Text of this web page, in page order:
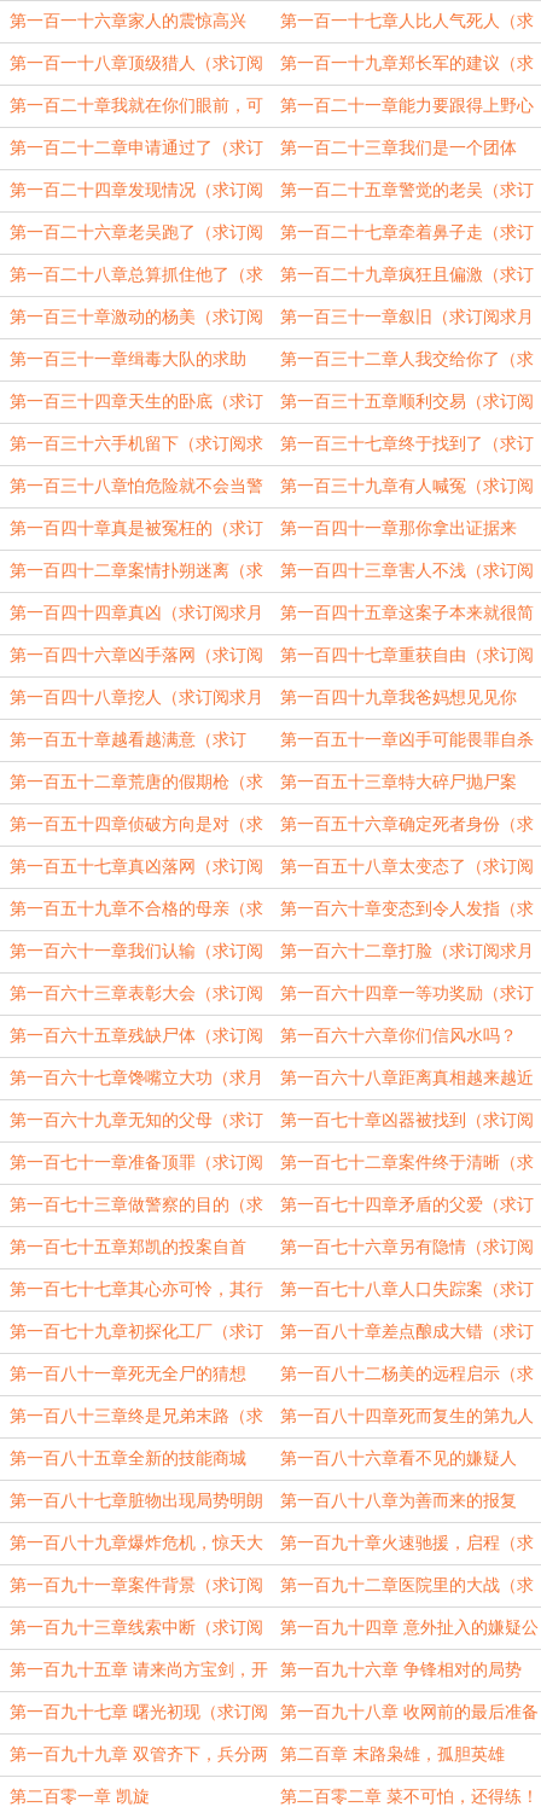
阅求月票） 求月票）
第一百一十六章家人的震惊高兴
（求订阅求月票）
第一百一十七章人比人气死人（求
订阅求月票）
第一百一十八章顶级猎人（求订阅
求月票）
第一百一十九章郑长军的建议（求
订阅求月票）
第一百二十章我就在你们眼前，可
你们抓不到我（求订阅求月票）
第一百二十一章能力要跟得上野心
（求订阅求月票）
第一百二十二章申请通过了（求订
阅求月票）
第一百二十三章我们是一个团体
（求订阅求月票）
第一百二十四章发现情况（求订阅
求月票）
第一百二十五章警觉的老吴（求订
阅）
第一百二十六章老吴跑了（求订阅
求月票）
第一百二十七章牵着鼻子走（求订
阅求月票）
第一百二十八章总算抓住他了（求
订阅求月票）
第一百二十九章疯狂且偏激（求订
阅）
第一百三十章激动的杨美（求订阅
求月票）
第一百三十一章叙旧（求订阅求月
票）
第一百三十一章缉毒大队的求助
（求订阅求月票）
第一百三十二章人我交给你了（求
订阅求月票）
第一百三十四章天生的卧底（求订
阅求月票）
第一百三十五章顺利交易（求订阅
求月票）
第一百三十六手机留下（求订阅求
月票）
第一百三十七章终于找到了（求订
阅求月票）
第一百三十八章怕危险就不会当警
察了（求订阅求月票）
第一百三十九章有人喊冤（求订阅
求月票）
第一百四十章真是被冤枉的（求订
阅求月票）
第一百四十一章那你拿出证据来
（求订阅求月票）
第一百四十二章案情扑朔迷离（求
订阅求月票）
第一百四十三章害人不浅（求订阅
求月票）
第一百四十四章真凶（求订阅求月
票）
第一百四十五章这案子本来就很简
单（求订阅求月票）
第一百四十六章凶手落网（求订阅
求月票）
第一百四十七章重获自由（求订阅
求月票）
第一百四十八章挖人（求订阅求月
票）
第一百四十九章我爸妈想见见你
（求订阅求月票）
第一百五十章越看越满意（求订
阅）
第一百五十一章凶手可能畏罪自杀
了（求订阅求月票）
第一百五十二章荒唐的假期枪（求
月票求订阅）
第一百五十三章特大碎尸抛尸案
（求订阅求月票）
第一百五十四章侦破方向是对（求
订阅求月票）
第一百五十六章确定死者身份（求
订阅求月票）
第一百五十七章真凶落网（求订阅
求月票）
第一百五十八章太变态了（求订阅
求月票）
第一百五十九章不合格的母亲（求
订阅求月票）
第一百六十章变态到令人发指（求
订阅求月票）
第一百六十一章我们认输（求订阅
求月票）
第一百六十二章打脸（求订阅求月
票）
第一百六十三章表彰大会（求订阅
求月票）
第一百六十四章一等功奖励（求订
阅求月票）
第一百六十五章残缺尸体（求订阅
求月票）
第一百六十六章你们信风水吗？
（求月票求收藏）
第一百六十七章馋嘴立大功（求月
票求订阅）
第一百六十八章距离真相越来越近
（求订阅求月票）
第一百六十九章无知的父母（求订
阅求月票）
第一百七十章凶器被找到（求订阅
求月票）
第一百七十一章准备顶罪（求订阅
求月票）
第一百七十二章案件终于清晰（求
订阅求月票）
第一百七十三章做警察的目的（求
订阅求月票）
第一百七十四章矛盾的父爱（求订
阅求月票）
第一百七十五章郑凯的投案自首
（求订阅求月票）
第一百七十六章另有隐情（求订阅
求月票）
第一百七十七章其心亦可怜，其行
不可恕（求订阅求月票）
第一百七十八章人口失踪案（求订
阅求月票）
第一百七十九章初探化工厂（求订
阅求月票）
第一百八十章差点酿成大错（求订
阅求月票）
第一百八十一章死无全尸的猜想
（求订阅求月票）
第一百八十二杨美的远程启示（求
订阅求月票）
第一百八十三章终是兄弟末路（求
订阅求月票）
第一百八十四章死而复生的第九人
（求订阅求月票）
第一百八十五章全新的技能商城
（求订阅求月票）
第一百八十六章看不见的嫌疑人
（求订阅求月票）
第一百八十七章脏物出现局势明朗
（求订阅求月票）
第一百八十八章为善而来的报复
（求订阅求月票）
第一百八十九章爆炸危机，惊天大
案（求订阅求月票）
第一百九十章火速驰援，启程（求
订阅求月票）
第一百九十一章案件背景（求订阅
求月票）
第一百九十二章医院里的大战（求
订阅求月票）
第一百九十三章线索中断（求订阅
求月票）
第一百九十四章 意外扯入的嫌疑公
司（求订阅）
第一百九十五章 请来尚方宝剑，开
干（求订阅求月票）
第一百九十六章 争锋相对的局势
（求订阅求月票）
第一百九十七章 曙光初现（求订阅
求月票）
第一百九十八章 收网前的最后准备
第一百九十九章 双管齐下，兵分两
路
第二百章 末路枭雄，孤胆英雄
第二百零一章 凯旋 第二百零二章 菜不可怕，还得练！